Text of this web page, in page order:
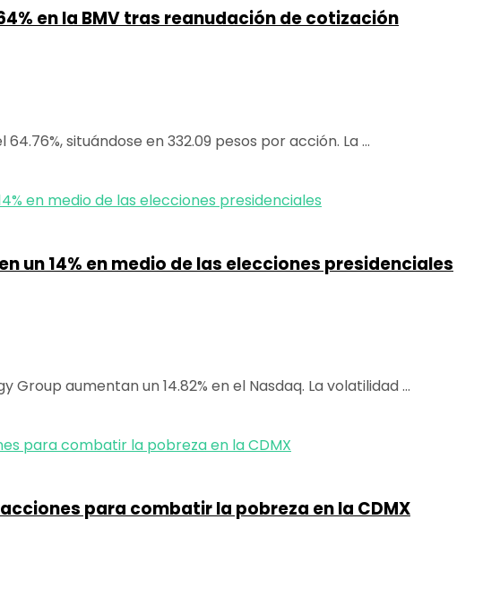
en la BMV tras reanudación de cotización
situándose en 332.09 pesos por acción. La ...
un 14% en medio de las elecciones presidenciales
aumentan un 14.82% en el Nasdaq. La volatilidad ...
para combatir la pobreza en la CDMX